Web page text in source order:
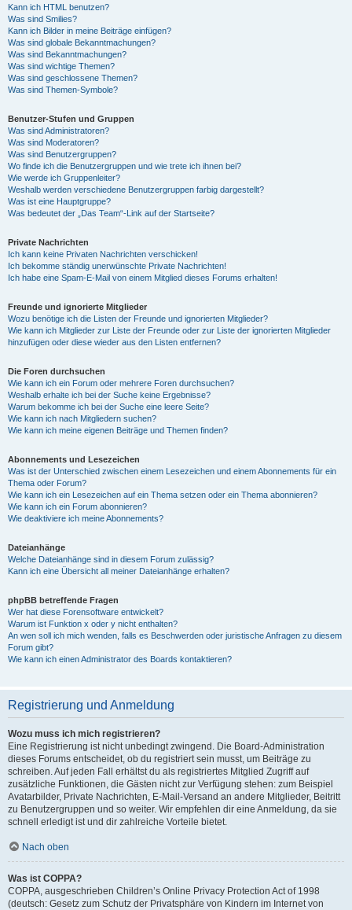
Kann ich HTML benutzen?
Was sind Smilies?
Kann ich Bilder in meine Beiträge einfügen?
Was sind globale Bekanntmachungen?
Was sind Bekanntmachungen?
Was sind wichtige Themen?
Was sind geschlossene Themen?
Was sind Themen-Symbole?
Benutzer-Stufen und Gruppen
Was sind Administratoren?
Was sind Moderatoren?
Was sind Benutzergruppen?
Wo finde ich die Benutzergruppen und wie trete ich ihnen bei?
Wie werde ich Gruppenleiter?
Weshalb werden verschiedene Benutzergruppen farbig dargestellt?
Was ist eine Hauptgruppe?
Was bedeutet der „Das Team“-Link auf der Startseite?
Private Nachrichten
Ich kann keine Privaten Nachrichten verschicken!
Ich bekomme ständig unerwünschte Private Nachrichten!
Ich habe eine Spam-E-Mail von einem Mitglied dieses Forums erhalten!
Freunde und ignorierte Mitglieder
Wozu benötige ich die Listen der Freunde und ignorierten Mitglieder?
Wie kann ich Mitglieder zur Liste der Freunde oder zur Liste der ignorierten Mitglieder
hinzufügen oder diese wieder aus den Listen entfernen?
Die Foren durchsuchen
Wie kann ich ein Forum oder mehrere Foren durchsuchen?
Weshalb erhalte ich bei der Suche keine Ergebnisse?
Warum bekomme ich bei der Suche eine leere Seite?
Wie kann ich nach Mitgliedern suchen?
Wie kann ich meine eigenen Beiträge und Themen finden?
Abonnements und Lesezeichen
Was ist der Unterschied zwischen einem Lesezeichen und einem Abonnements für ein
Thema oder Forum?
Wie kann ich ein Lesezeichen auf ein Thema setzen oder ein Thema abonnieren?
Wie kann ich ein Forum abonnieren?
Wie deaktiviere ich meine Abonnements?
Dateianhänge
Welche Dateianhänge sind in diesem Forum zulässig?
Kann ich eine Übersicht all meiner Dateianhänge erhalten?
phpBB betreffende Fragen
Wer hat diese Forensoftware entwickelt?
Warum ist Funktion x oder y nicht enthalten?
An wen soll ich mich wenden, falls es Beschwerden oder juristische Anfragen zu diesem
Forum gibt?
Wie kann ich einen Administrator des Boards kontaktieren?
Registrierung und Anmeldung
Wozu muss ich mich registrieren?
Eine Registrierung ist nicht unbedingt zwingend. Die Board-Administration
dieses Forums entscheidet, ob du registriert sein musst, um Beiträge zu
schreiben. Auf jeden Fall erhältst du als registriertes Mitglied Zugriff auf
zusätzliche Funktionen, die Gästen nicht zur Verfügung stehen: zum Beispiel
Avatarbilder, Private Nachrichten, E-Mail-Versand an andere Mitglieder, Beitritt
zu Benutzergruppen und so weiter. Wir empfehlen dir eine Anmeldung, da sie
schnell erledigt ist und dir zahlreiche Vorteile bietet.
Nach oben
Was ist COPPA?
COPPA, ausgeschrieben Children’s Online Privacy Protection Act of 1998
(deutsch: Gesetz zum Schutz der Privatsphäre von Kindern im Internet von